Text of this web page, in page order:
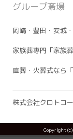
グループ斎場
岡崎・豊田・安城
家族葬専門「家族
直葬・火葬式なら
株式会社クロトコ
Copyright(c)